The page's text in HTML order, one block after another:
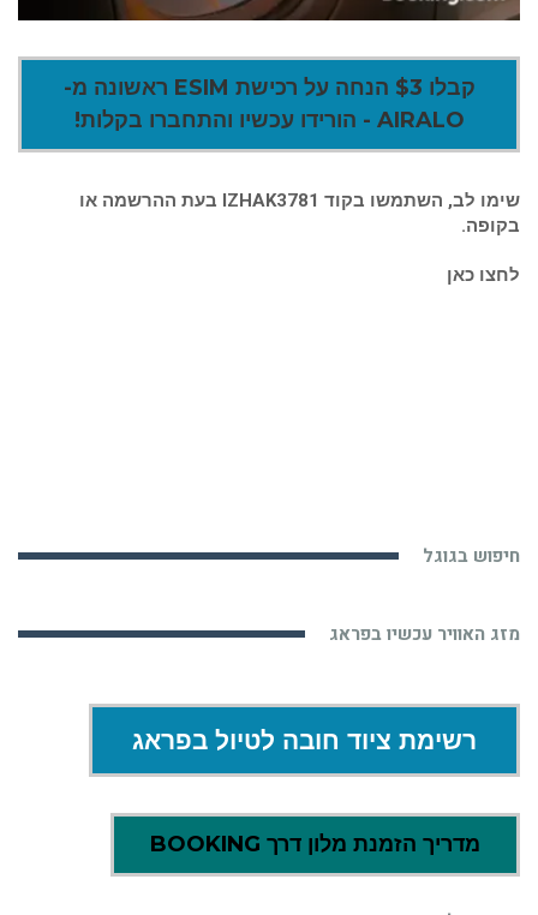
קבלו $3 הנחה על רכישת ESIM ראשונה מ-
AIRALO - הורידו עכשיו והתחברו בקלות!
שימו לב, השתמשו בקוד IZHAK3781 בעת ההרשמה או
בקופה.
לחצו כאן
חיפוש בגוגל
מזג האוויר עכשיו בפראג
רשימת ציוד חובה לטיול בפראג
מדריך הזמנת מלון דרך BOOKING